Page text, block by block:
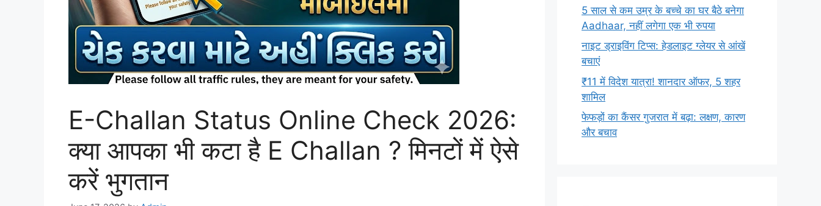
E-Challan Status Online Check 2026:
क्या आपका भी कटा है E Challan ? मिनटों में ऐसे
करें भुगतान
5 साल से कम उम्र के बच्चे का घर बैठे बनेगा
Aadhaar, नहीं लगेगा एक भी रुपया
नाइट ड्राइविंग टिप्स: हेडलाइट ग्लेयर से आंखें
बचाएं
₹11 में विदेश यात्रा! शानदार ऑफर, 5 शहर
शामिल
फेफड़ों का कैंसर गुजरात में बढ़ा: लक्षण, कारण
और बचाव